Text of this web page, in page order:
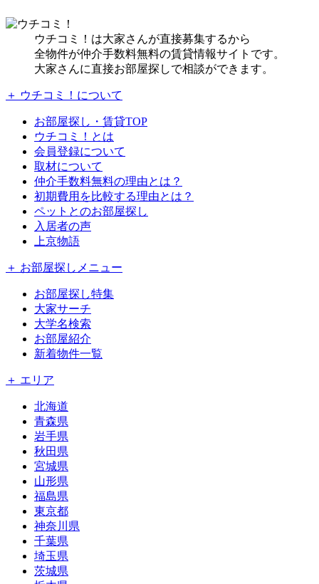
ウチコミ！は大家さんが直接募集するから
全物件が仲介手数料無料の賃貸情報サイトです。
大家さんに直接お部屋探しで相談ができます。
＋ ウチコミ！について
お部屋探し・賃貸TOP
ウチコミ！とは
会員登録について
取材について
仲介手数料無料の理由とは？
初期費用を比較する理由とは？
ペットとのお部屋探し
入居者の声
上京物語
＋ お部屋探しメニュー
お部屋探し特集
大家サーチ
大学名検索
お部屋紹介
新着物件一覧
＋ エリア
北海道
青森県
岩手県
秋田県
宮城県
山形県
福島県
東京都
神奈川県
千葉県
埼玉県
茨城県